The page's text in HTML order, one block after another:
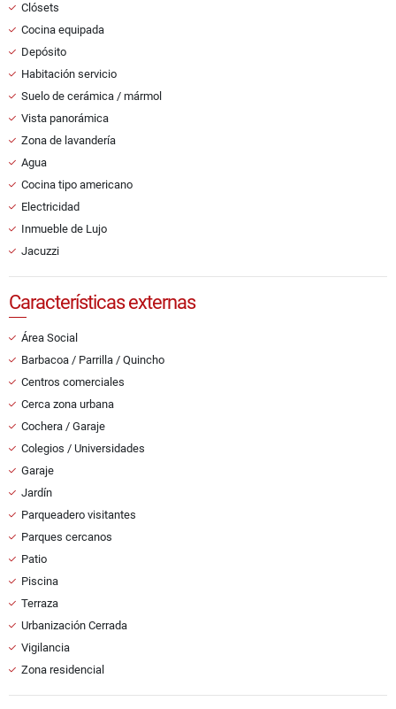
Clósets
Cocina equipada
Depósito
Habitación servicio
Suelo de cerámica / mármol
Vista panorámica
Zona de lavandería
Agua
Cocina tipo americano
Electricidad
Inmueble de Lujo
Jacuzzi
Características externas
Área Social
Barbacoa / Parrilla / Quincho
Centros comerciales
Cerca zona urbana
Cochera / Garaje
Colegios / Universidades
Garaje
Jardín
Parqueadero visitantes
Parques cercanos
Patio
Piscina
Terraza
Urbanización Cerrada
Vigilancia
Zona residencial